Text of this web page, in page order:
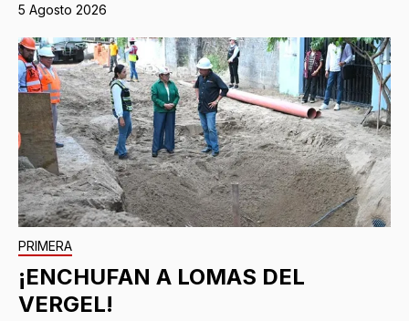
5 Agosto 2026
PRIMERA
¡ENCHUFAN A LOMAS DEL
VERGEL!